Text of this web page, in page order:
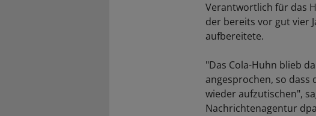
Verantwortlich für das
der bereits vor gut vier
aufbereitete.
"Das Cola-Huhn blieb
angesprochen, so dass
wieder aufzutischen",
Nachrichtenagentur